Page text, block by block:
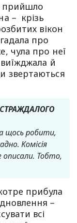
прийшло
– крізь
вікон
про
чула про неї
й
звертаються
щось робити,
Комісія
описали. Тобто,
прибула
–
всі